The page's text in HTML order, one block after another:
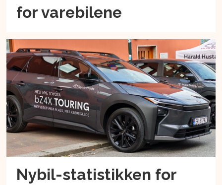
for varebilene
Nybil-statistikken for